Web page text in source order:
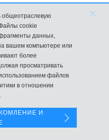
White
общеотраслевую
cookie
данных,
вашем компьютере или
более
просматривать
файлов
в отношении
×
И